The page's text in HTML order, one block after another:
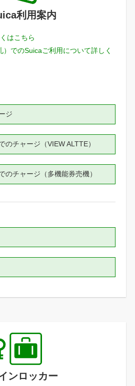
利用案内
はこちら
）でのSuicaご利用について詳しく
ジ
のチャージ（VIEW ALTTE）
のチャージ（多機能券売機）
ンロッカー